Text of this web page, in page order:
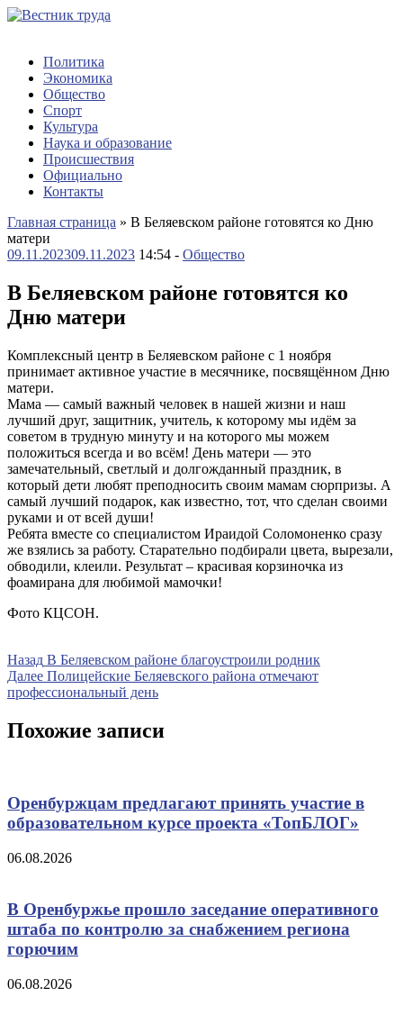
Политика
Экономика
Общество
Спорт
Культура
Наука и образование
Происшествия
Официально
Контакты
Главная страница » В Беляевском районе готовятся ко Дню
матери
09.11.202309.11.2023 14:54 - Общество
В Беляевском районе готовятся ко
Дню матери
Комплексный центр в Беляевском районе с 1 ноября
принимает активное участие в месячнике, посвящённом Дню
матери.
Мама — самый важный человек в нашей жизни и наш
лучший друг, защитник, учитель, к которому мы идём за
советом в трудную минуту и на которого мы можем
положиться всегда и во всём! День матери — это
замечательный, светлый и долгожданный праздник, в
который дети любят преподносить своим мамам сюрпризы. А
самый лучший подарок, как известно, тот, что сделан своими
руками и от всей души!
Ребята вместе со специалистом Ираидой Соломоненко сразу
же взялись за работу. Старательно подбирали цвета, вырезали,
обводили, клеили. Результат – красивая корзиночка из
фоамирана для любимой мамочки!
Фото КЦСОН.
Навигация
по
Назад Предыдущая
запись
В Беляевском районе благоустроили родник
Далее Следующая
запись
Полицейские Беляевского района отмечают
профессиональный день
Похожие записи
Оренбуржцам предлагают принять участие в
образовательном курсе проекта «ТопБЛОГ»
06.08.2026
В Оренбуржье прошло заседание оперативного
штаба по контролю за снабжением региона
горючим
06.08.2026